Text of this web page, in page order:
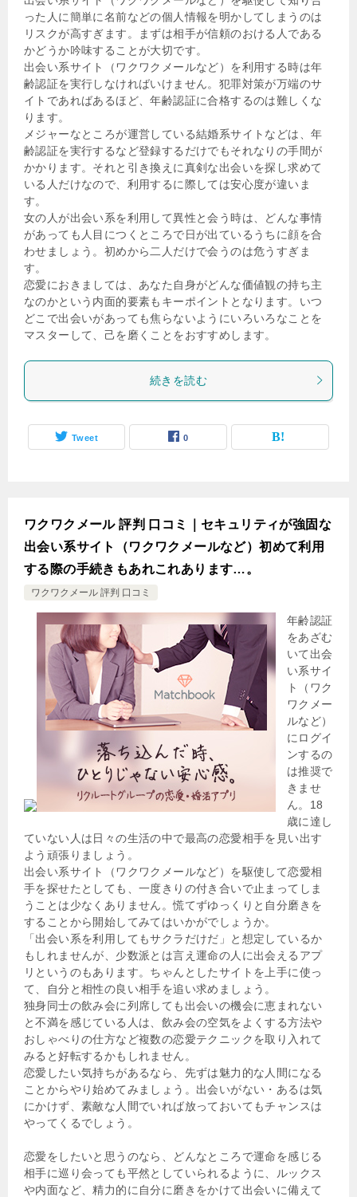
った人に簡単に名前などの個人情報を明かしてしまうのは
リスクが高すぎます。まずは相手が信頼のおける人である
かどうか吟味することが大切です。
出会い系サイト（ワクワクメールなど）を利用する時は年
齢認証を実行しなければいけません。犯罪対策が万端のサ
イトであればあるほど、年齢認証に合格するのは難しくな
ります。
メジャーなところが運営している結婚系サイトなどは、年
齢認証を実行するなど登録するだけでもそれなりの手間が
かかります。それと引き換えに真剣な出会いを探し求めて
いる人だけなので、利用するに際しては安心度が違いま
す。
女の人が出会い系を利用して異性と会う時は、どんな事情
があっても人目につくところで日が出ているうちに顔を合
わせましょう。初めから二人だけで会うのは危うすぎま
す。
恋愛におきましては、あなた自身がどんな価値観の持ち主
なのかという内面的要素もキーポイントとなります。いつ
どこで出会いがあっても焦らないようにいろいろなことを
マスターして、己を磨くことをおすすめします。
続きを読む
Tweet 0
ワクワクメール 評判 口コミ｜セキュリティが強固な
出会い系サイト（ワクワクメールなど）初めて利用
する際の手続きもあれこれあります…。
ワクワクメール 評判 口コミ
年齢認証
をあざむ
いて出会
い系サイ
ト（ワク
ワクメー
ルなど）
にログイ
ンするの
は推奨で
きませ
ん。18
歳に達し
ていない人は日々の生活の中で最高の恋愛相手を見い出す
よう頑張りましょう。
出会い系サイト（ワクワクメールなど）を駆使して恋愛相
手を探せたとしても、一度きりの付き合いで止まってしま
うことは少なくありません。慌てずゆっくりと自分磨きを
することから開始してみてはいかがでしょうか。
「出会い系を利用してもサクラだけだ」と想定しているか
もしれませんが、少数派とは言え運命の人に出会えるアプ
リというのもあります。ちゃんとしたサイトを上手に使っ
て、自分と相性の良い相手を追い求めましょう。
独身同士の飲み会に列席しても出会いの機会に恵まれない
と不満を感じている人は、飲み会の空気をよくする方法や
おしゃべりの仕方など複数の恋愛テクニックを取り入れて
みると好転するかもしれません。
恋愛したい気持ちがあるなら、先ずは魅力的な人間になる
ことからやり始めてみましょう。出会いがない・あるは気
にかけず、素敵な人間でいれば放っておいてもチャンスは
やってくるでしょう。
恋愛をしたいと思うのなら、どんなところで運命を感じる
相手に巡り会っても平然としていられるように、ルックス
や内面など、精力的に自分に磨きをかけて出会いに備えて